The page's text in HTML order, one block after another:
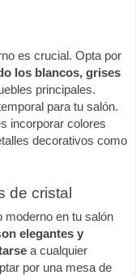
es crucial. Opta por
los blancos, grises
principales.
para tu salón.
incorporar colores
decorativos como
de cristal
moderno en tu salón
on elegantes y
a cualquier
por una mesa de